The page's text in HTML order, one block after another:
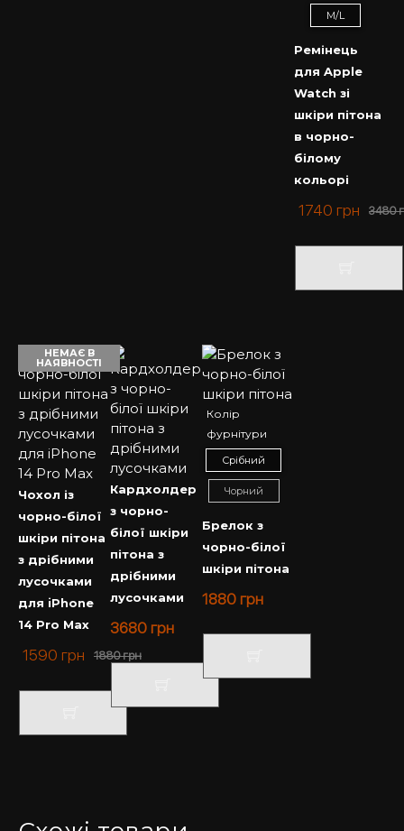
M/L
Ремінець
для Apple
Watch зі
шкіри пітона
в чорно-
білому
кольорі
3480
1740 грн
НЕМАЄ В
НАЯВНОСТІ
Чохол із
чорно-білої
шкіри пітона
з дрібними
лусочками
для iPhone
14 Pro Max
1880грн
1590 грн
Кардхолдер
з чорно-
білої шкіри
пітона з
дрібними
лусочками
3680 грн
Колір
фурнітури
Срібний
Чорний
Брелок з
чорно-білої
шкіри пітона
1880 грн